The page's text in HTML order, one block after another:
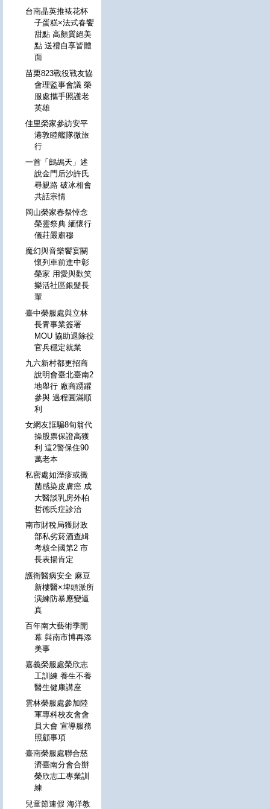
台南晶英推裱花杯
子蛋糕×法式春饗
甜點 高顏質絕美
點 送禮自享皆體
面
苗栗823戰役戰友協
會理監事會議 榮
服處攜手照護老
英雄
佳里榮家參訪安平
港敦睦艦隊微旅
行
一首「鷓鴣天」述
說金門后沙許氏
尋親路 破冰相會
共話宗情
岡山榮家春祭悼念
榮靈祭典 緬懷行
儀莊嚴肅穆
魔幻與音樂饗宴關
懷列車前進中彰
榮家 用愛與歡笑
樂活社區銀髮長
輩
臺中榮服處與立林
長青事業簽署
MOU 協助退除役
官兵穩定就業
九六新村都更招商
說明會臺北臺南2
地舉行 廠商踴躍
參與 過程圓滿順
利
女網友誆騙8旬翁代
操股票保證高獲
利 這2警保住90
萬老本
私密處如溼疹或黴
菌感染皮膚癌 成
大醫談乳房外柏
哲德氏症診治
南市財稅局獲財政
部私劣菸酒查緝
考核全國第2 市
長表揚肯定
護衛醫病安全 麻豆
新樓醫×埤頭派所
演練防暴應變逼
真
百年南大藝術季開
幕 與南市博再添
美事
嘉義榮服處榮欣志
工訓練 養生不養
醫生健康講座
雲林榮服處參加陸
軍專科校友會會
員大會 宣導服務
照顧事項
臺南榮服處聯合慈
濟臺南分會合辦
榮欣志工專業訓
練
兒童節連假 海洋教